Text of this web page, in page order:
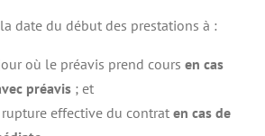
date du début des prestations à :
où le préavis prend cours en cas
préavis ; et
effective du contrat en cas de